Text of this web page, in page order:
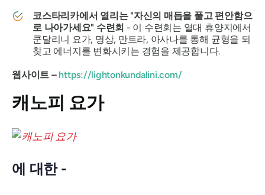
코스타리카에서 열리는 "자신의 매듭을 풀고 편안함으
로 나아가세요" 수련회 - 이 수련회는 열대 휴양지에서
쿤달리니 요가, 명상, 만트라, 아사나를 통해 균형을 되
찾고 에너지를 변화시키는 경험을 제공합니다.
웹사이트 –https://lightonkundalini.com/
캐노피 요가
에 대한 -